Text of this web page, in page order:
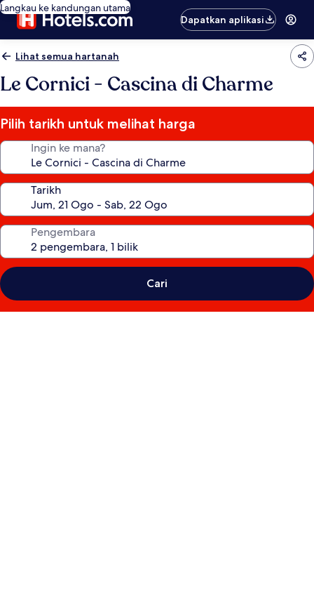
Langkau ke kandungan utama
Dapatkan aplikasi
Lihat semua hartanah
Le Cornici - Cascina di Charme
Pilih tarikh untuk melihat harga
Ingin ke mana?
Tarikh
Pengembara
Cari